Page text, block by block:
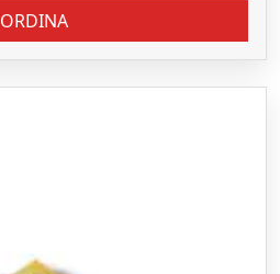
ORDINA